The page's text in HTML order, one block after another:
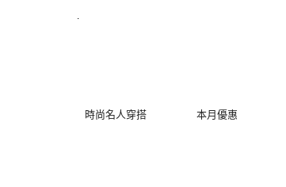
.
時尚名人穿搭 本月優惠